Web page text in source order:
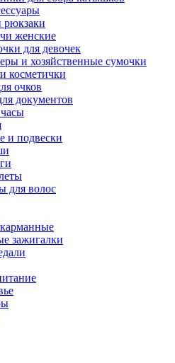
женские
для девочек
и хозяйственные сумочки
косметички
очков
документов
и подвески
для волос
зажигалки